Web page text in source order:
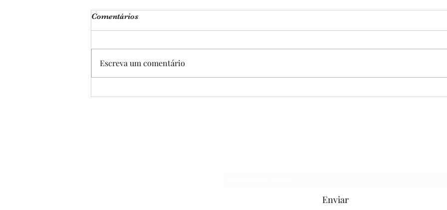
Comentários
Escreva um comentário
Enviar